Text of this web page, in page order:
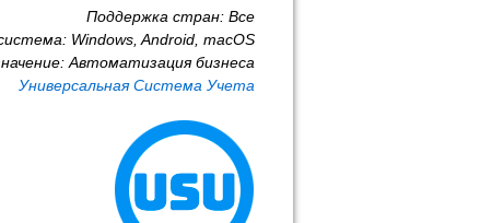
Поддержка стран: Все
Windows, Android, macOS
Автоматизация бизнеса
Универсальная Система Учета